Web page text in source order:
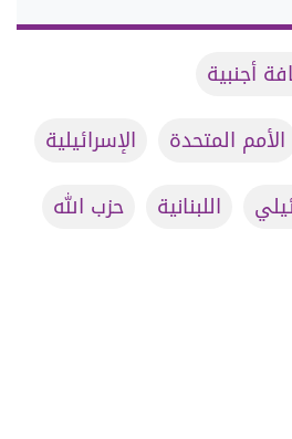
أجنبية
الأمم المتحدة
الإسرائيلية
اللبنانية
حزب الله